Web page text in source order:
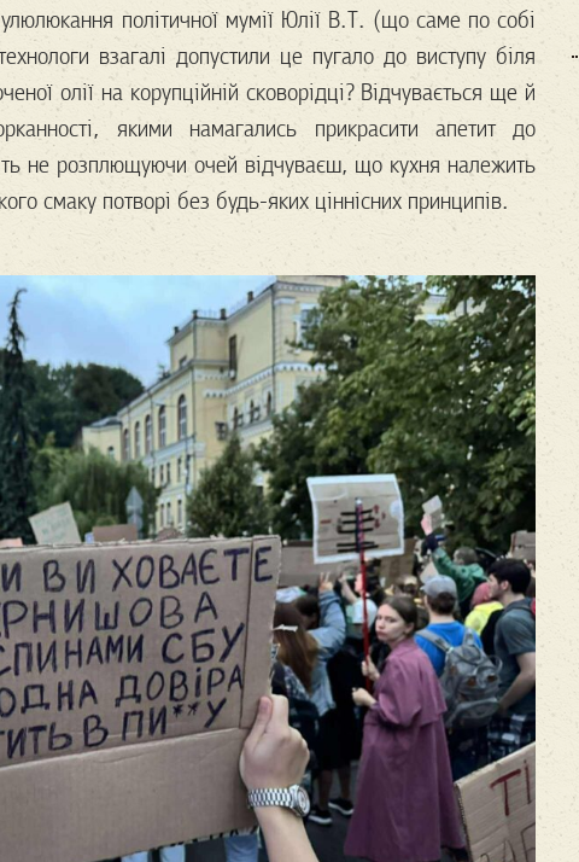
політичної мумії Юлії В.Т. (що саме по собі
взагалі допустили це пугало до виступу біля
олії на корупційній сковорідці? Відчувається ще й
якими намагались прикрасити апетит до
не розплющуючи очей відчуваєш, що кухня належить
смаку потворі без будь-яких ціннісних принципів.